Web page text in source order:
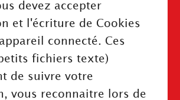
devez accepter
et l'écriture de Cookies
connecté. Ces
fichiers texte)
de suivre votre
vous reconnaitre lors de